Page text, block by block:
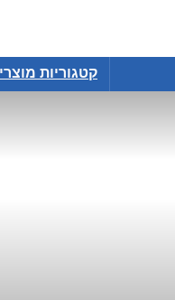
קטגוריות